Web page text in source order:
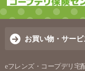
お買い物・サービ
eフレンズ・コープデリ宅